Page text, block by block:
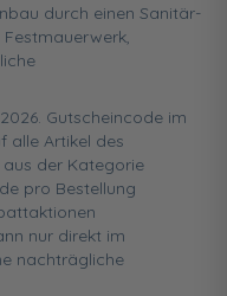
durch einen Sanitär-
Gutscheincode im
alle Artikel des
aus der Kategorie
pro Bestellung
nur direkt im
nachträgliche